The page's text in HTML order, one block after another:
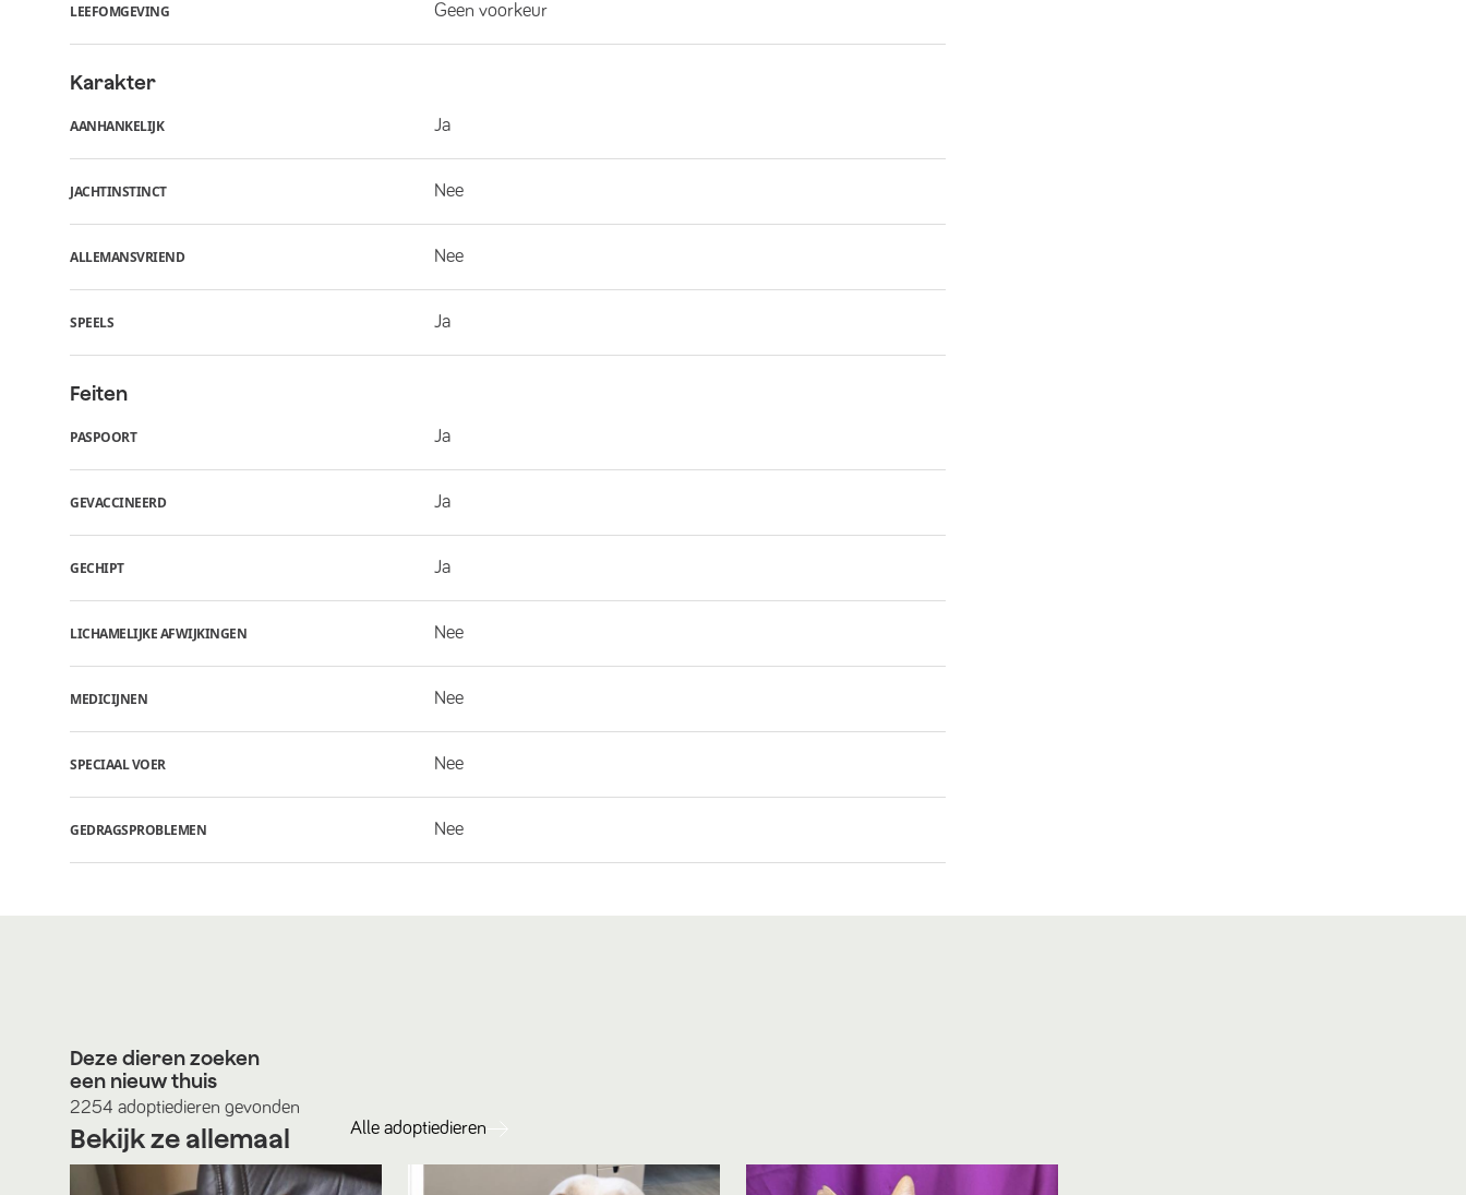
LEEFOMGEVING Geen voorkeur
Karakter
AANHANKELIJK Ja
JACHTINSTINCT Nee
ALLEMANSVRIEND Nee
SPEELS Ja
Feiten
PASPOORT Ja
GEVACCINEERD Ja
GECHIPT Ja
LICHAMELIJKE AFWIJKINGEN Nee
MEDICIJNEN Nee
SPECIAAL VOER Nee
GEDRAGSPROBLEMEN Nee
Deze dieren zoeken
een nieuw thuis
2254 adoptiedieren gevonden
Bekijk ze allemaal Alle adoptiedieren